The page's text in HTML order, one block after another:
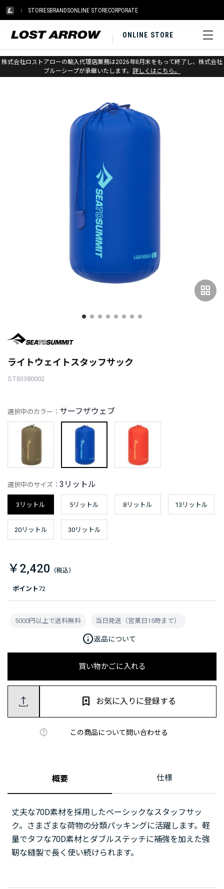
STORIESBRANDSONLINE STORECORPORATE
ONLINE STORE
株式会社ロストアローの輸入代理店業務は2026年8月末をもって終了し、株式会社
ブルーシープが承継いたします。 詳しくはこちら。
ホーム > シートゥサミット > パック＆ストレージ
grid_view
ライトウェイトスタッフサック
ST83380002
ポイント72
選択中のカラー： サーフザウェブ
選択中のサイズ： 3リットル
3リットル 5リットル 8リットル 13リットル
20リットル 30リットル
￥2,420
買い物かごに入れる
この商品について問い合わせる
お気に入りに登録する
5000円以上で送料無料 当日発送（営業日15時まで）
info返品について
概要 仕様
丈夫な70D素材を採用したベーシックなスタッフサッ
ク。さまざまな荷物の分類パッキングに活躍します。軽
量でタフな70D素材とダブルステッチに補強を加えた強
靭な縫製で長く使い続けられます。